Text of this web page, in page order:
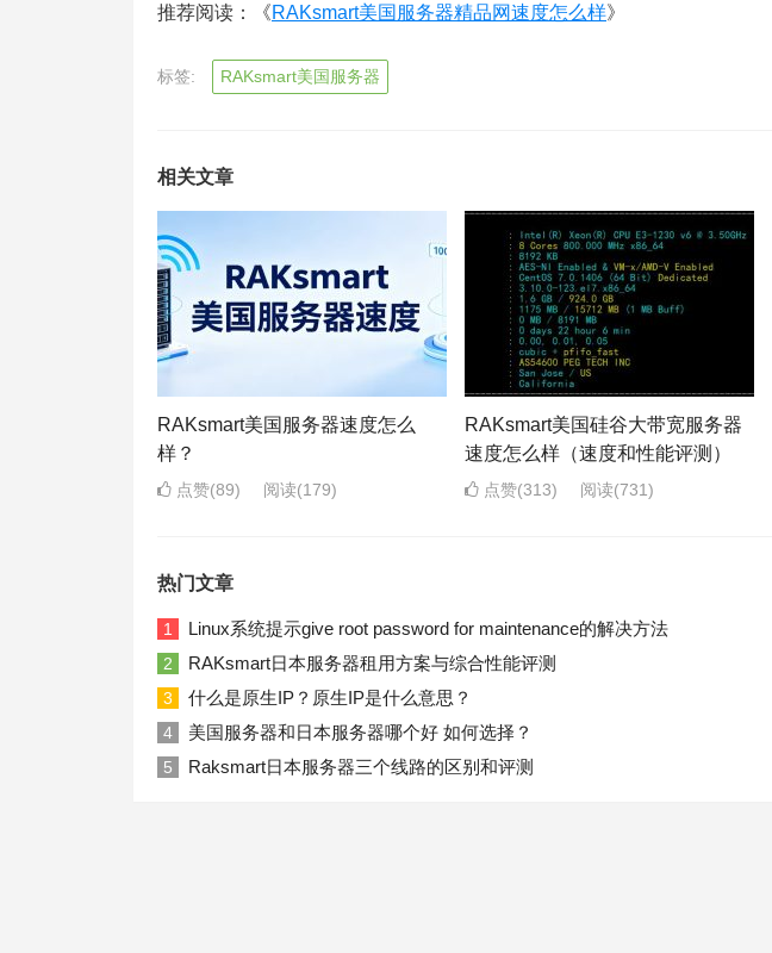
推荐阅读：《RAKsmart美国服务器精品网速度怎么样》
标签: RAKsmart美国服务器
相关文章
RAKsmart美国服务器速度怎么
样？
点赞(89) 阅读(179)
RAKsmart美国硅谷大带宽服务器
速度怎么样（速度和性能评测）
点赞(313) 阅读(731)
热门文章
1 Linux系统提示give root password for maintenance的解决方法
2 RAKsmart日本服务器租用方案与综合性能评测
3 什么是原生IP？原生IP是什么意思？
4 美国服务器和日本服务器哪个好 如何选择？
5 Raksmart日本服务器三个线路的区别和评测